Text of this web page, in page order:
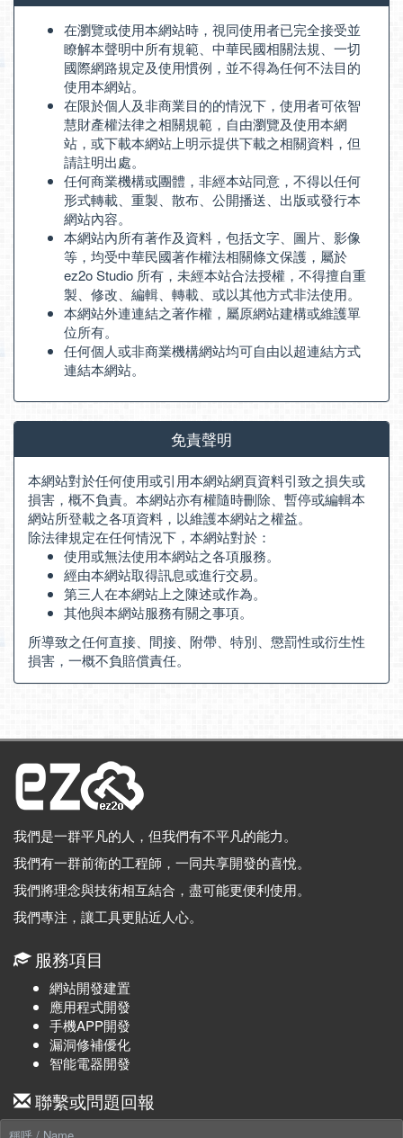
在瀏覽或使用本網站時，視同使用者已完全接受並
瞭解本聲明中所有規範、中華民國相關法規、一切
國際網路規定及使用慣例，並不得為任何不法目的
使用本網站。
在限於個人及非商業目的的情況下，使用者可依智
慧財產權法律之相關規範，自由瀏覽及使用本網
站，或下載本網站上明示提供下載之相關資料，但
請註明出處。
任何商業機構或團體，非經本站同意，不得以任何
形式轉載、重製、散布、公開播送、出版或發行本
網站內容。
本網站內所有著作及資料，包括文字、圖片、影像
等，均受中華民國著作權法相關條文保護，屬於
ez2o Studio 所有，未經本站合法授權，不得擅自重
製、修改、編輯、轉載、或以其他方式非法使用。
本網站外連連結之著作權，屬原網站建構或維護單
位所有。
任何個人或非商業機構網站均可自由以超連結方式
連結本網站。
免責聲明
本網站對於任何使用或引用本網站網頁資料引致之損失或
損害，概不負責。本網站亦有權隨時刪除、暫停或編輯本
網站所登載之各項資料，以維護本網站之權益。
除法律規定在任何情況下，本網站對於：
使用或無法使用本網站之各項服務。
經由本網站取得訊息或進行交易。
第三人在本網站上之陳述或作為。
其他與本網站服務有關之事項。
所導致之任何直接、間接、附帶、特別、懲罰性或衍生性
損害，一概不負賠償責任。
我們是一群平凡的人，但我們有不平凡的能力。
我們有一群前衛的工程師，一同共享開發的喜悅。
我們將理念與技術相互結合，盡可能更便利使用。
我們專注，讓工具更貼近人心。
服務項目
網站開發建置
應用程式開發
手機APP開發
漏洞修補優化
智能電器開發
聯繫或問題回報